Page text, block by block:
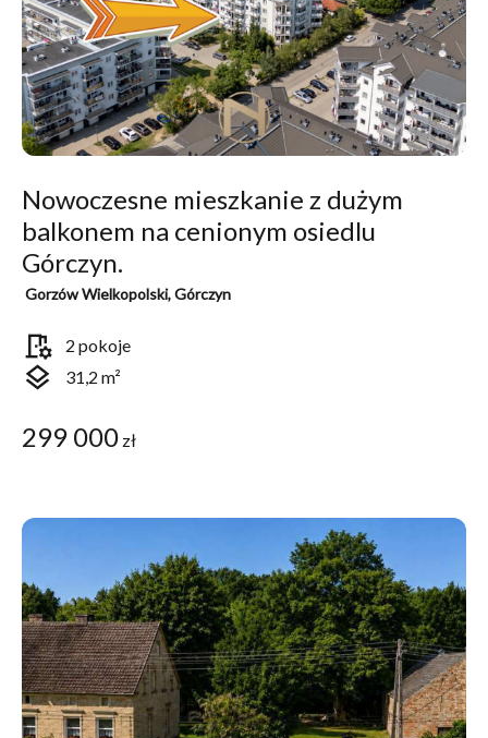
Nowoczesne mieszkanie z dużym
balkonem na cenionym osiedlu
Górczyn.
Gorzów Wielkopolski, Górczyn
room_preferences 2 pokoje
layers 31,2 m²
299 000 zł